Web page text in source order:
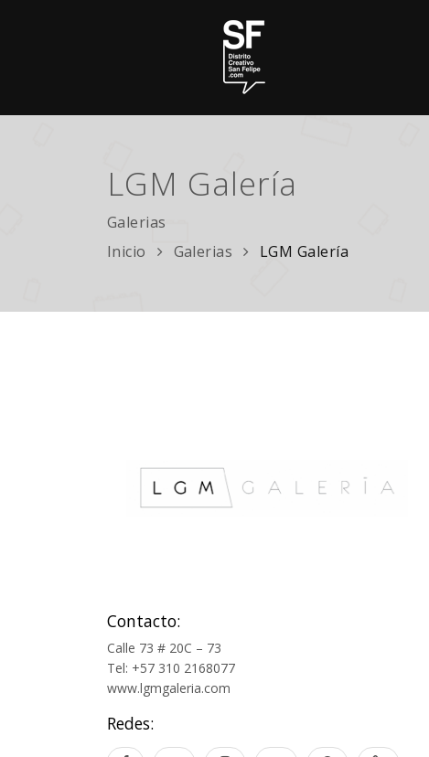
LGM Galería
Galerias
Inicio
Galerias LGM Galería
Contacto:
Calle 73 # 20C – 73
Tel: +57 310 2168077
www.lgmgaleria.com
Redes: